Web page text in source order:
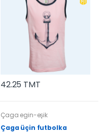
42.25 TMT
Çaga egin-eşik
Çaga üçin futbolka